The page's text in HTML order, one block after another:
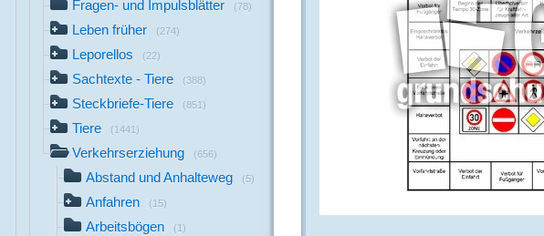
Fragen- und Impulsblätter (78)
Leben früher (274)
Leporellos (22)
Sachtexte - Tiere (388)
Steckbriefe-Tiere (851)
Tiere (1441)
Verkehrserziehung (656)
Abstand und Anhalteweg (5)
Anfahren (15)
Arbeitsbögen (1)